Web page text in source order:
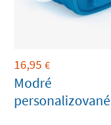
16,95 €
Modré
personalizované